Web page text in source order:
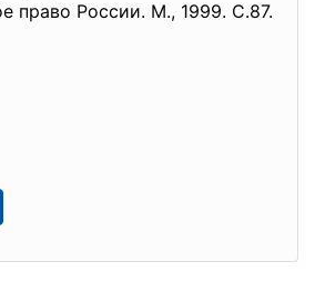
право России. М., 1999. С.87.